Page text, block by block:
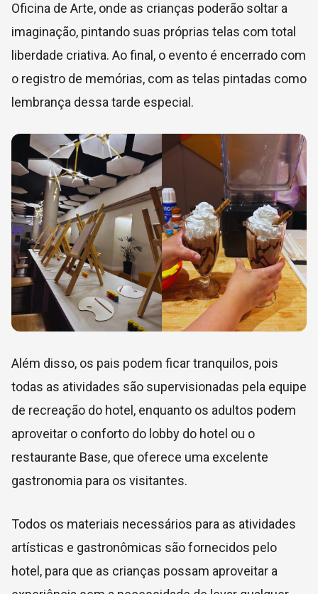
Oficina de Arte, onde as crianças poderão soltar a
imaginação, pintando suas próprias telas com total
liberdade criativa. Ao final, o evento é encerrado com
o registro de memórias, com as telas pintadas como
lembrança dessa tarde especial.
Além disso, os pais podem ficar tranquilos, pois
todas as atividades são supervisionadas pela equipe
de recreação do hotel, enquanto os adultos podem
aproveitar o conforto do lobby do hotel ou o
restaurante Base, que oferece uma excelente
gastronomia para os visitantes.
Todos os materiais necessários para as atividades
artísticas e gastronômicas são fornecidos pelo
hotel, para que as crianças possam aproveitar a